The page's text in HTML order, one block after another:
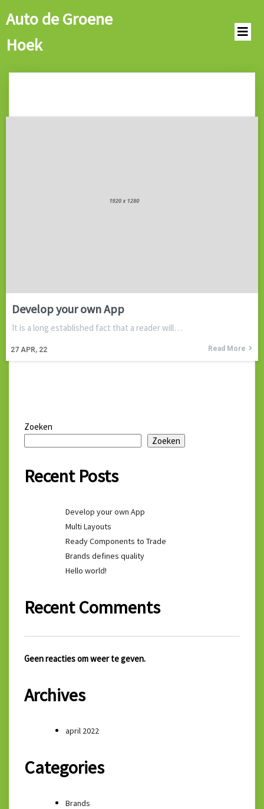
Auto de Groene
Hoek
Develop your own App
27 APR, 22
It is a long established fact that a reader will…
Read More
Zoeken
Zoeken
Recent Posts
Develop your own App
Multi Layouts
Ready Components to Trade
Brands defines quality
Hello world!
Recent Comments
Geen reacties om weer te geven.
Archives
april 2022
Categories
Brands